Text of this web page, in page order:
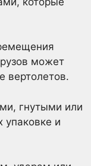
может
вертолетов.
гнутыми или
упаковке и